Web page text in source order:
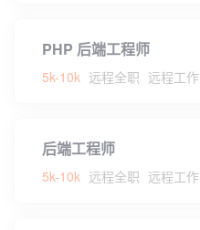
PHP 后端工程师
5k-10k 远程全职 远程工作
后端工程师
5k-10k 远程全职 远程工作